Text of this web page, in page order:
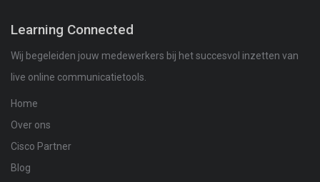
Learning Connected
Wij begeleiden jouw medewerkers bij het succesvol inzetten van
live online communicatietools.
Home
Over ons
Cisco Partner
Blog